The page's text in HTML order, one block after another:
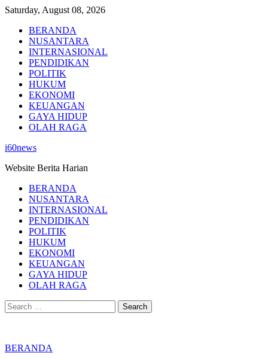
Skip
content
Saturday, August 08, 2026
BERANDA
NUSANTARA
INTERNASIONAL
PENDIDIKAN
POLITIK
HUKUM
EKONOMI
KEUANGAN
GAYA HIDUP
OLAH RAGA
i60news
Website Berita Harian
BERANDA
NUSANTARA
INTERNASIONAL
PENDIDIKAN
POLITIK
HUKUM
EKONOMI
KEUANGAN
GAYA HIDUP
OLAH RAGA
Search
for:
BERANDA